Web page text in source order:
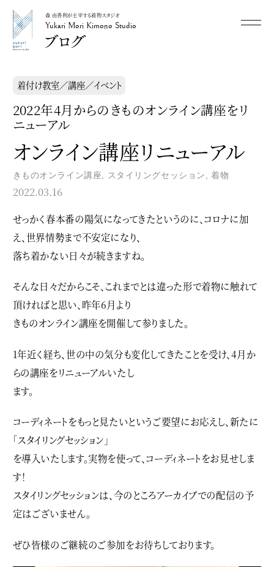
Yukari Mori Kimono Studio
森 由香利が主宰する着物スタジオ
Yukari Mori Kimono Studio メニュー
着付け教室／講座／イベント
2022年4月からのきものオンライン講座をリ
ニューアル
オンライン講座リニューアル
きものオンライン講座 スタイリングセッション ,着物
2022.03.16
せっかく春本番の陽気になってきたというのに、コロナに加
え、世界情勢まで不安定になり、
落ち着かない日々が続きますね。
そんな日々だからこそ、これまでとは違った形で着物に触れて
頂ければと思い、昨年6月より
きものオンライン講座を開催して参りました。
1年近く経ち、世の中の気分も変化してきたことを受け、4月か
らの講座をリニューアルいたし
ます。
コーディネートをもっと見たいというご要望にお応えし、新たに
「スタイリングセッション」
を導入いたします。実物を使って、コーディネートをお見せしま
す！
スタイリングセッションは、今のところアーカイブでの配信の予
定はございません。
ぜひ皆様のご継続のご参加をお待ちしております。